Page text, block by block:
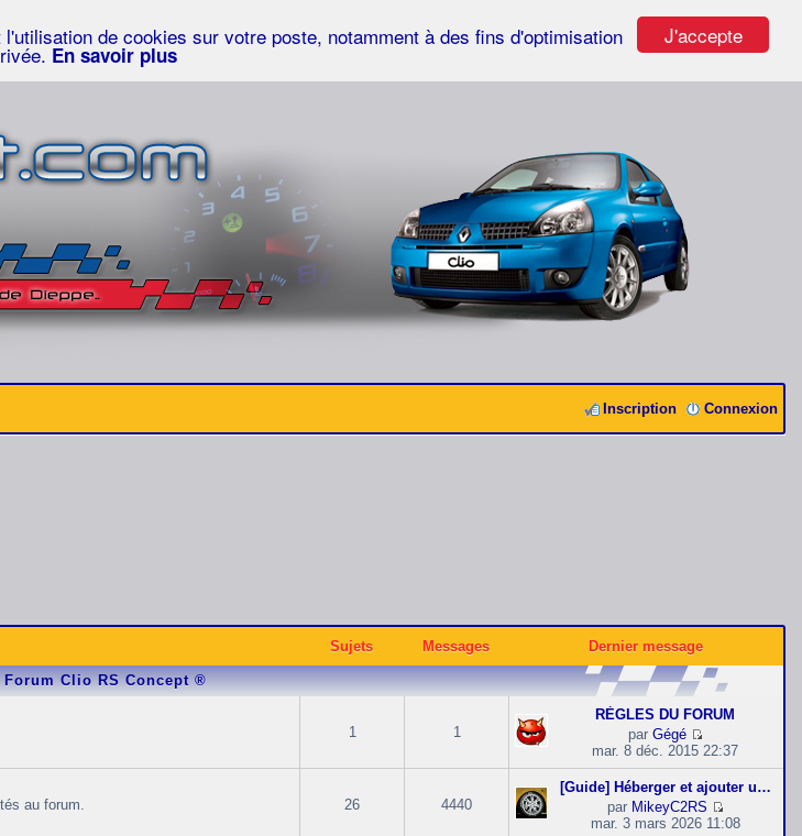
J'accepte
de cookies sur votre poste, notamment à des fins d'optimisation
En savoir plus
Connexion
Inscription
Sujets Messages Dernier message
Clio RS Concept ®
1 1
RÈGLES DU FORUM
par Gégé
C
n
s
u
mar. 8 déc. 2015 22:37
au forum.
26 4440
[Guide] Héberger et ajouter u…
par MikeyC2RS
C
mar. 3 mars 2026 11:08